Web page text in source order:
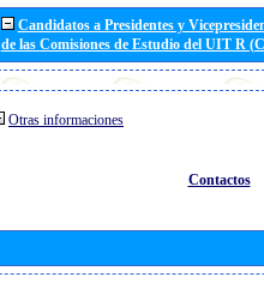
Candidatos a Presidentes y
de las Comisiones de Estudio del UIT R
Otras informaciones
Contactos